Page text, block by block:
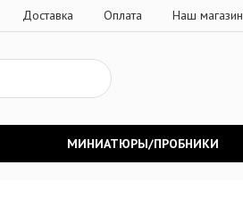
Доставка Оплата Наш магазин
МИНИАТЮРЫ/ПРОБНИКИ